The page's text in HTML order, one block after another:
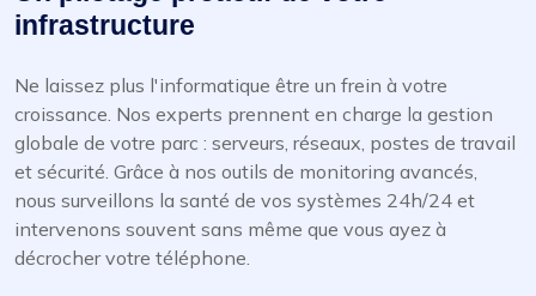
infrastructure
Ne laissez plus l'informatique être un frein à votre
croissance. Nos experts prennent en charge la gestion
globale de votre parc : serveurs, réseaux, postes de travail
et sécurité. Grâce à nos outils de monitoring avancés,
nous surveillons la santé de vos systèmes 24h/24 et
intervenons souvent sans même que vous ayez à
décrocher votre téléphone.